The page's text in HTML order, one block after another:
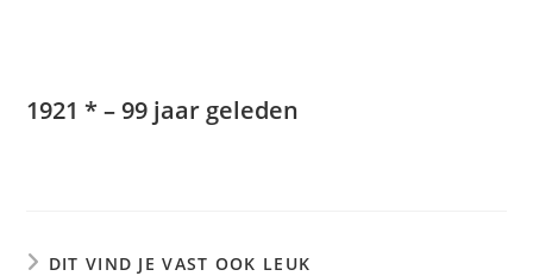
1921 * – 99 jaar geleden
DIT VIND JE VAST OOK LEUK